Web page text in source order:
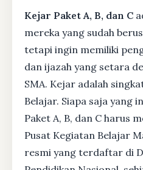
Kejar Paket A, B, dan C
mereka yang sudah
tetapi ingin memiliki
dan ijazah yang setara
SMA. Kejar adalah
Belajar. Siapa saja yang
Paket A, B, dan C harus
Pusat Kegiatan Belajar
resmi yang terdaftar di